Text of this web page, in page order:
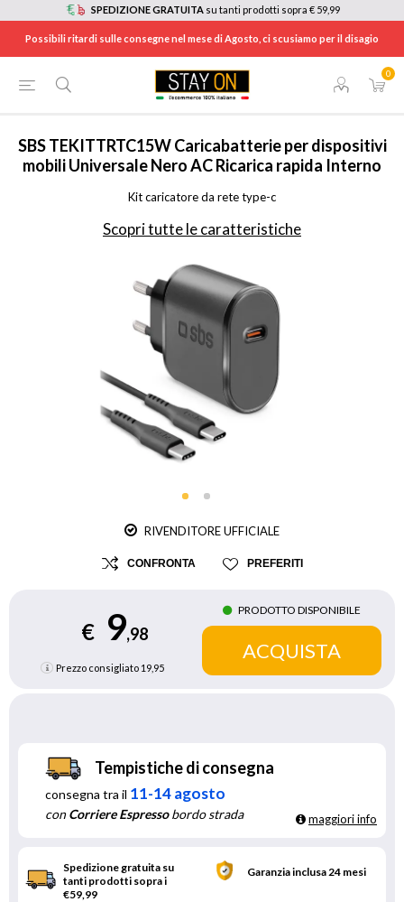
SPEDIZIONE GRATUITA su tanti prodotti sopra € 59,99
Possibili ritardi sulle consegne nel mese di Agosto, ci scusiamo per il disagio
0
TELEFONIA / ACCESSORI TELEFONIA
SBS TEKITTRTC15W Caricabatterie per dispositivi
mobili Universale Nero AC Ricarica rapida Interno
Kit caricatore da rete type-c
Scopri tutte le caratteristiche
RIVENDITORE UFFICIALE
CONFRONTA PREFERITI
€ 9,98
Prezzo consigliato 19,95
PRODOTTO DISPONIBILE
Tempistiche di consegna
consegna tra il 11-14 agosto
conCorriere Espressobordo strada maggiori info
Spedizione gratuita su
tanti prodotti sopra i
€59,99
Garanzia inclusa 24 mesi